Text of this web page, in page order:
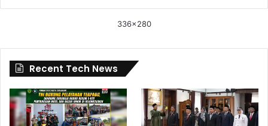
336x280
Recent Tech News